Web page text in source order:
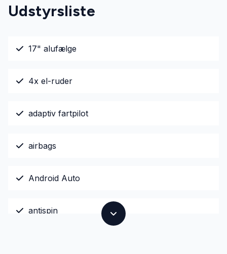
Udstyrsliste
17" alufælge
4x el-ruder
adaptiv fartpilot
airbags
Android Auto
antispin